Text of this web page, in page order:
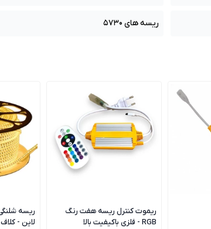
ریسه های 5730
ریموت کنترل ریسه هفت رنگ
RGB - فلزی باکیفیت بالا
لاین - کلاف 100 متری